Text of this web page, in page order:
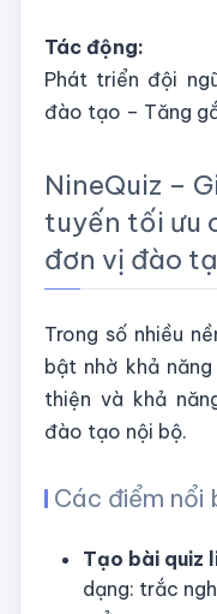
Tác động:
Phát triển đội
đào tạo – Tăng
NineQuiz –
tuyến tối ưu
đơn vị đào
Trong số nhiều
bật nhờ khả
thiện và khả
đào tạo nội bộ.
Các điểm nổi
Tạo bài quiz
dạng: trắc